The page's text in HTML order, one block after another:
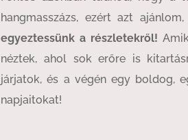
hangmasszázs, ezért azt
egyeztessünk a részletekről!
néztek, ahol sok erőre is
járjatok, és a végén egy boldog,
napjaitokat!